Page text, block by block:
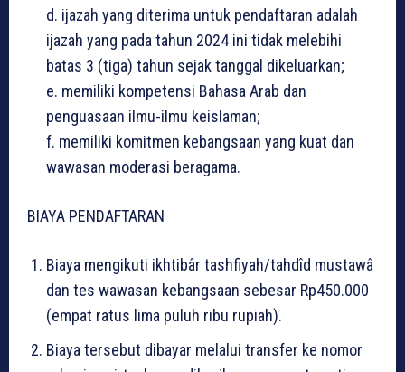
d. ijazah yang diterima untuk pendaftaran adalah
ijazah yang pada tahun 2024 ini tidak melebihi
batas 3 (tiga) tahun sejak tanggal dikeluarkan;
e. memiliki kompetensi Bahasa Arab dan
penguasaan ilmu-ilmu keislaman;
f. memiliki komitmen kebangsaan yang kuat dan
wawasan moderasi beragama.
BIAYA PENDAFTARAN
Biaya mengikuti ikhtibâr tashfiyah/tahdîd mustawâ
dan tes wawasan kebangsaan sebesar Rp450.000
(empat ratus lima puluh ribu rupiah).
Biaya tersebut dibayar melalui transfer ke nomor